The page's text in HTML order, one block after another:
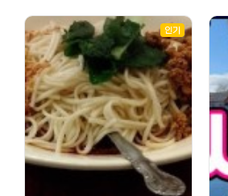
공 【주의사항】 닌텐도 및 애플 제품,
주류는 할인 쿠폰 적용 불가 -----
--------------------- 할
인 쿠폰으로 알뜰하고 즐거운 일본
여행 되세요^^
이역, 도야코 온천에서도 조잔케이
로 이동할 수 있어요 송영버스 예약
은 여기(클릭) 2. 가성비 삿포로 료
칸 최저가 예약 겨울 성수기에도 일
본 북해도 여행 숙소가 15만원대라
면 가격이 꽤 괜찮은 편인데요 예약
할 때 룸타입도 잘 보고 선택해야 합
니다. 일본 료칸 여행은 기본적으로
조식과 석식이 포함되어 있는 플랜
이 많은데 빠져 있다면 추가해서 예
약하는 게 좋아요. 삿포로 온천 마을
조잔케이는 료칸 인근에 음식점이
많은 게 아닌 데다 일찍 문 닫는 편
이라 석식 추가를 추천하구요 시카
노유 료칸은 조식, 석식 추가해도
게
스
처
있
지
관
다.
절
한
흥
게
사
름
문 절
마에 가까운 이타바시구에 거주하기
때문에 당일로 갈 수 있는 해수욕장
이 있을까 반신반의했지만, 가장 가
까운 해수욕장이 요코하마에 있는
'우미노코엔（海の公園）'이었습니
다. 바로 여기 저희 집에서는 3번 갈
아타고 1시간 50분정도 걸렸습니다
만, 도쿄 남부에 사시는 분들은 한시
간반정도면 가실 수 있어 접근성이
대단히 좋습니다. 우미노코엔의 가
장 놀라운 점은 요코하마시에서 운
영하는 시영전철 요코하마 시사이드
라인 핫케이지마（八景島）역에서
불과 5분거리에 해수욕장이 있다는
치부
는 어떤
이
연
간직한
통
뷰'
시
부
입
행
곳입니다.
특징
요 특징: 자연
인기